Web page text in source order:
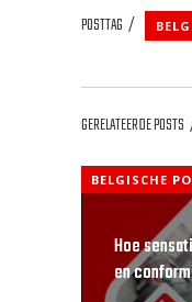
POSTTAG
GERELATEERDE POSTS
BELGISCHE
Hoe
en